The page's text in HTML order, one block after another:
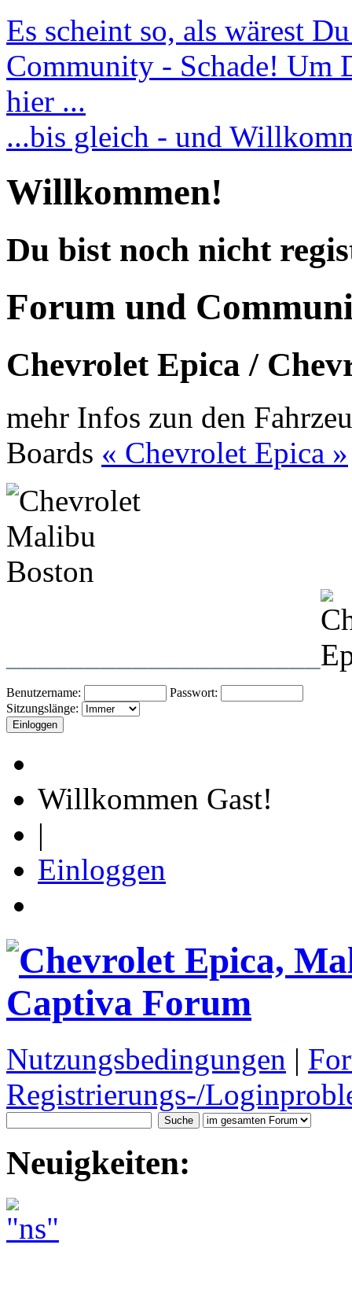
Es scheint so, als wärest
Community - Schade! Um
hier ...
...bis gleich - und
Willkommen!
Du bist noch nicht
Forum und
Chevrolet Epica /
mehr Infos zun den
Boards « Chevrolet Epica »
Benutzername:
Passwort:
Sitzungslänge:
Willkommen Gast!
|
Einloggen
Nutzungsbedingungen |
Registrierungs-/
Neuigkeiten: